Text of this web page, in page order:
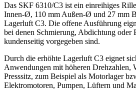
Das SKF 6310/C3 ist ein einreihiges
Innen-Ø, 110 mm Außen-Ø und 27 mm
Lagerluft C3. Die offene Ausführung
bei denen Schmierung, Abdichtung oder
kundenseitig vorgegeben sind.
Durch die erhöhte Lagerluft C3 eignet
Anwendungen mit höheren Drehzahlen,
Presssitz, zum Beispiel als Motorlager
Elektromotoren, Pumpen, Lüftern und